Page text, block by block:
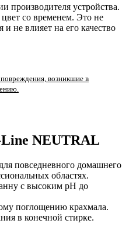
производителя устройства.
со временем. Это не
и не влияет на его качество
возникшие в
NEUTRAL
повседневного домашнего
областях.
с высоким pH до
поглощению крахмала.
в конечной стирке.